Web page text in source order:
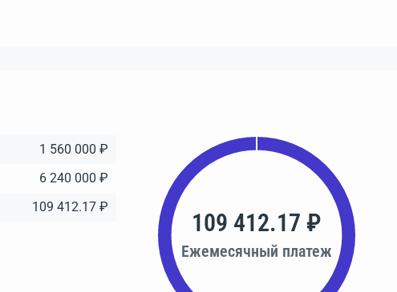
1 560 000 ₽
6 240 000 ₽
109 412.17 ₽
109 412.17 ₽
Ежемесячный платеж